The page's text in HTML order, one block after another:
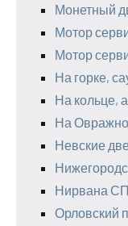
Монетный
Мотор
Мотор
На горке,
На кольце,
На
Невские
Нирвана
Орловский